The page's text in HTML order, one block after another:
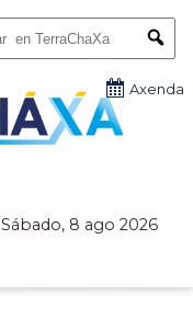
Sábado, 8 ago 2026
Axenda